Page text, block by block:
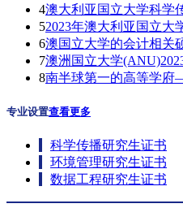
4澳大利亚国立大学科学
52023年澳大利亚国立大
6澳国立大学的会计相关
7澳洲国立大学
8南半球第一的高等学
专业设置查看更多
科学传播研究生证书
环境管理研究生证书
数据工程研究生证书